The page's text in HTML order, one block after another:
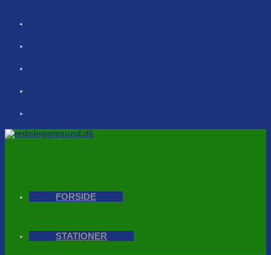
FORSIDE
STATIONER